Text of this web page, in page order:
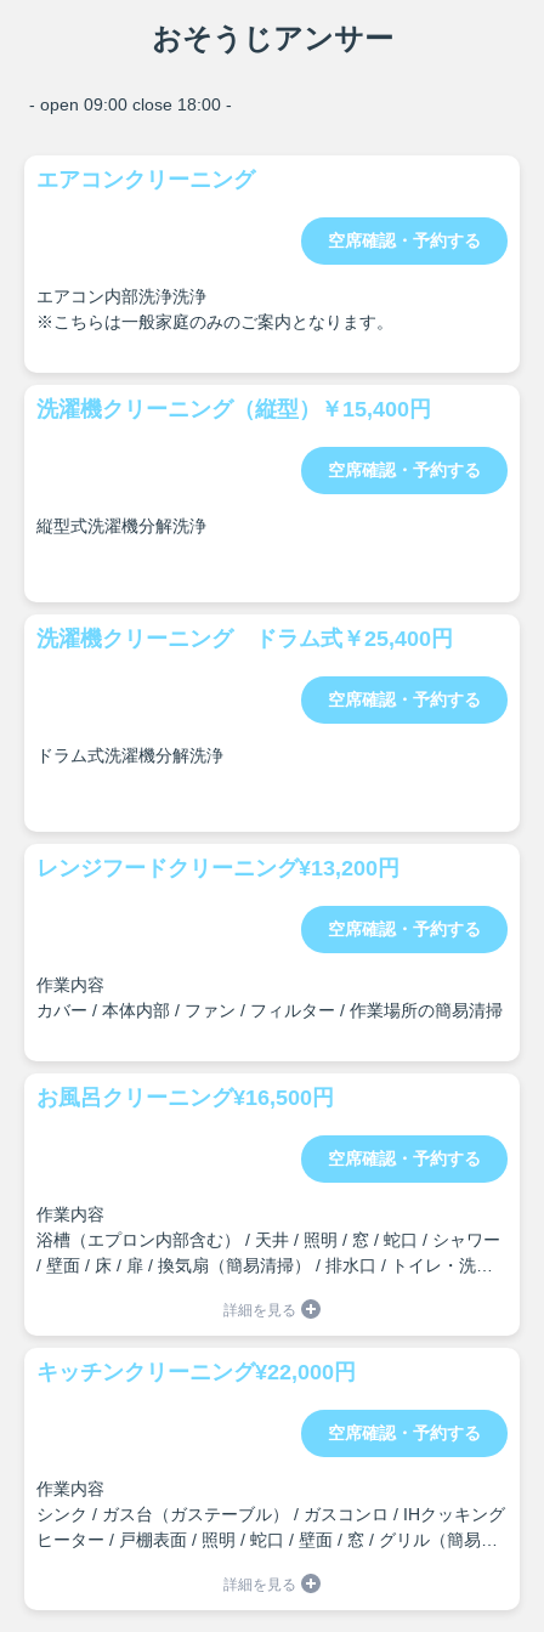
おそうじアンサー
- open 09:00 close 18:00 -
エアコンクリーニング
空席確認・予約する
エアコン内部洗浄洗浄
※こちらは一般家庭のみのご案内となります。
洗濯機クリーニング（縦型）￥15,400円
空席確認・予約する
縦型式洗濯機分解洗浄
洗濯機クリーニング ドラム式￥25,400円
空席確認・予約する
ドラム式洗濯機分解洗浄
レンジフードクリーニング¥13,200円
空席確認・予約する
作業内容
カバー / 本体内部 / ファン / フィルター / 作業場所の簡易清掃
お風呂クリーニング¥16,500円
空席確認・予約する
作業内容
浴槽（エプロン内部含む） / 天井 / 照明 / 窓 / 蛇口 / シャワー
/ 壁面 / 床 / 扉 / 換気扇（簡易清掃） / 排水口 / トイレ・洗面
キッチンクリーニング¥22,000円
空席確認・予約する
作業内容
シンク / ガス台（ガステーブル） / ガスコンロ / IHクッキング
ヒーター / 戸棚表面 / 照明 / 蛇口 / 壁面 / 窓 / グリル（簡易清